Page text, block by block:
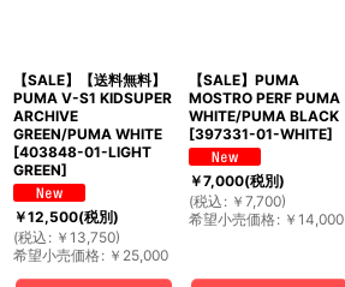
【SALE】【送料無料】
PUMA V-S1 KIDSUPER
ARCHIVE
GREEN/PUMA WHITE
[403848-01-LIGHT
GREEN]
￥12,500(税別)
(税込 : ￥ 13,750)
希望小売価格: ￥ 25,000
【SALE】PUMA
MOSTRO PERF PUMA
WHITE/PUMA BLACK
[397331-01-WHITE]
￥7,000(税別)
(税込 : ￥ 7,700)
希望小売価格: ￥ 14,000